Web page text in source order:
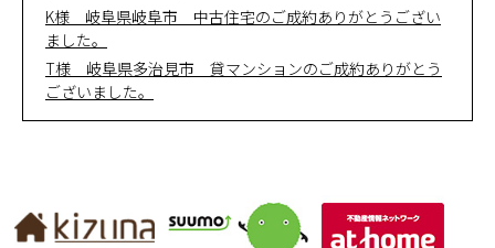
K様 岐阜県岐阜市 中古住宅のご成約ありがとうござい
ました。
T様 岐阜県多治見市 貸マンションのご成約ありがとう
ございました。